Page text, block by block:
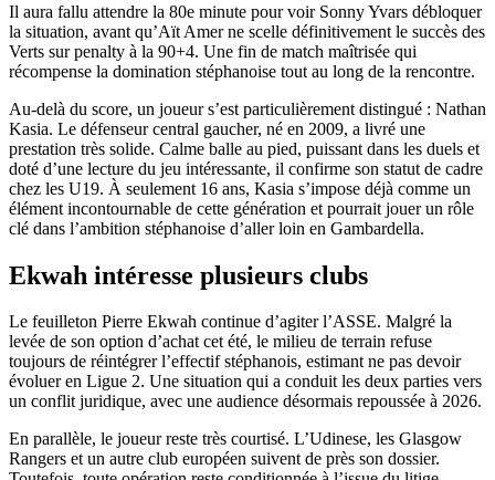
Il aura fallu attendre la 80e minute pour voir Sonny Yvars débloquer
la situation, avant qu’Aït Amer ne scelle définitivement le succès des
Verts sur penalty à la 90+4. Une fin de match maîtrisée qui
récompense la domination stéphanoise tout au long de la rencontre.
Au-delà du score, un joueur s’est particulièrement distingué : Nathan
Kasia. Le défenseur central gaucher, né en 2009, a livré une
prestation très solide. Calme balle au pied, puissant dans les duels et
doté d’une lecture du jeu intéressante, il confirme son statut de cadre
chez les U19. À seulement 16 ans, Kasia s’impose déjà comme un
élément incontournable de cette génération et pourrait jouer un rôle
clé dans l’ambition stéphanoise d’aller loin en Gambardella.
Ekwah intéresse plusieurs clubs
Le feuilleton Pierre Ekwah continue d’agiter l’ASSE. Malgré la
levée de son option d’achat cet été, le milieu de terrain refuse
toujours de réintégrer l’effectif stéphanois, estimant ne pas devoir
évoluer en Ligue 2. Une situation qui a conduit les deux parties vers
un conflit juridique, avec une audience désormais repoussée à 2026.
En parallèle, le joueur reste très courtisé. L’Udinese, les Glasgow
Rangers et un autre club européen suivent de près son dossier.